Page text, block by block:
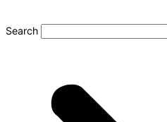
Search